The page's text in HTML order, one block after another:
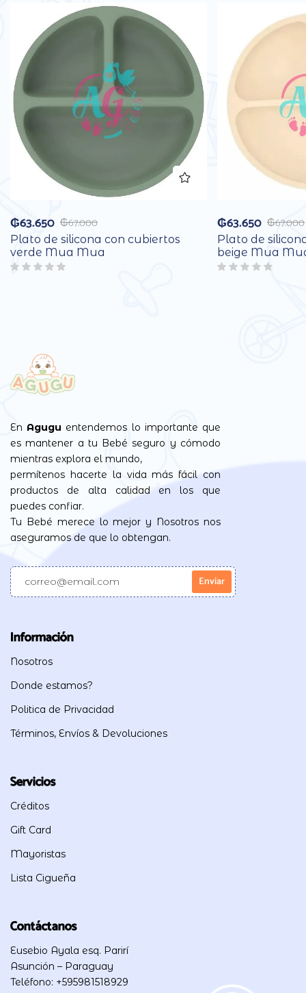
₲67.000
₲63.650
Plato de silicona con cubiertos
verde Mua Mua
₲67.000
₲63.650
Plato de
beige Mua
En Agugu entendemos lo importante que
es mantener a tu Bebé seguro y cómodo
mientras explora el mundo,
permítenos hacerte la vida más fácil con
productos de alta calidad en los que
puedes confiar.
Tu Bebé merece lo mejor y Nosotros nos
aseguramos de que lo obtengan.
Información
Nosotros
Donde estamos?
Politica de Privacidad
Términos, Envíos & Devoluciones
Servicios
Créditos
Gift Card
Mayoristas
Lista Cigueña
Contáctanos
Eusebio Ayala esq. Parirí
Asunción – Paraguay
Teléfono: +595981518929